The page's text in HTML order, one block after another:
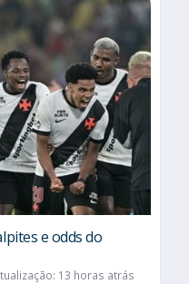
e odds do
13 horas atrás